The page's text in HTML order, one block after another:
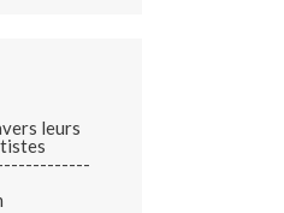
leurs